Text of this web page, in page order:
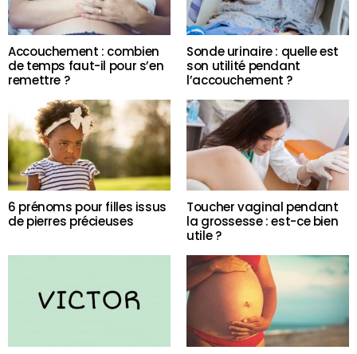
Accouchement : combien
de temps faut-il pour s’en
remettre ?
Sonde urinaire : quelle est
son utilité pendant
l’accouchement ?
6 prénoms pour filles issus
de pierres précieuses
Toucher vaginal pendant
la grossesse : est-ce bien
utile ?